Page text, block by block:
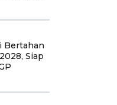
Bertahan
Siap